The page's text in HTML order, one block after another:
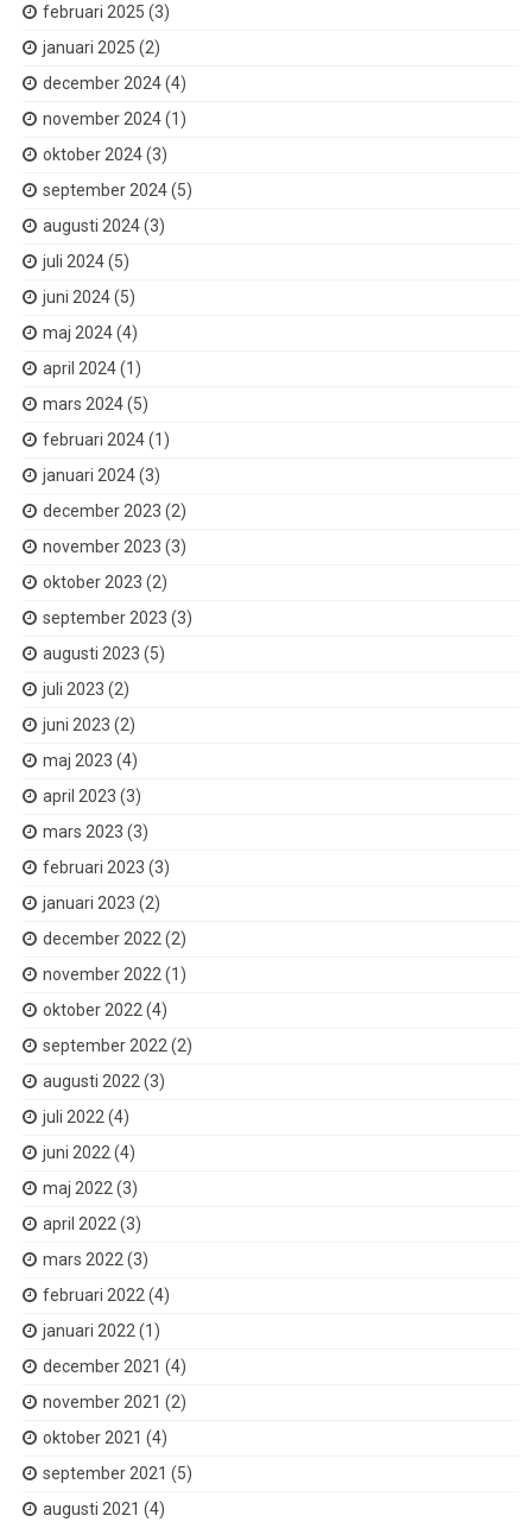
februari 2025 (3)
januari 2025 (2)
december 2024(4)
november 2024(1)
oktober 2024(3)
september 2024(5)
augusti 2024(3)
juli 2024(5)
juni 2024(5)
maj 2024(4)
april 2024(1)
mars 2024(5)
februari 2024(1)
januari 2024(3)
december 2023 (2)
november 2023 (3)
oktober 2023 (2)
september 2023 (3)
augusti 2023 (5)
juli 2023 (2)
juni 2023 (2)
maj 2023 (4)
april 2023 (3)
mars 2023 (3)
februari 2023 (3)
januari 2023 (2)
december 2022 (2)
november 2022 (1)
oktober 2022 (4)
september 2022 (2)
augusti 2022 (3)
juli 2022 (4)
juni 2022 (4)
maj 2022 (3)
april 2022 (3)
mars 2022 (3)
februari 2022 (4)
januari 2022 (1)
december 2021 (4)
november 2021 (2)
oktober 2021 (4)
september 2021 (5)
augusti 2021 (4)